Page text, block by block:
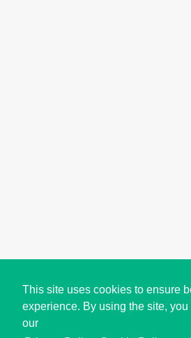
This site uses cookies to ensure
experience. By using the site, you
our